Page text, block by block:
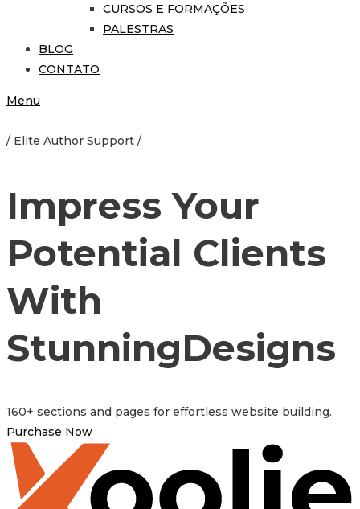
CURSOS E FORMAÇÕES
PALESTRAS
BLOG
CONTATO
Menu
/ Elite Author Support /
Impress Your
Potential Clients
With
StunningDesigns
160+ sections and pages for effortless website building.
Purchase Now